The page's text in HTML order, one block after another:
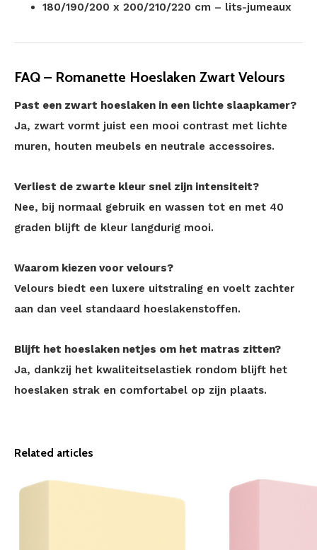
180/190/200 x 200/210/220 cm – lits-jumeaux
FAQ – Romanette Hoeslaken Zwart Velours
Past een zwart hoeslaken in een lichte slaapkamer?
Ja, zwart vormt juist een mooi contrast met lichte
muren, houten meubels en neutrale accessoires.
Verliest de zwarte kleur snel zijn intensiteit?
Nee, bij normaal gebruik en wassen tot en met 40
graden blijft de kleur langdurig mooi.
Waarom kiezen voor velours?
Velours biedt een luxere uitstraling en voelt zachter
aan dan veel standaard hoeslakenstoffen.
Blijft het hoeslaken netjes om het matras zitten?
Ja, dankzij het kwaliteitselastiek rondom blijft het
hoeslaken strak en comfortabel op zijn plaats.
Related articles